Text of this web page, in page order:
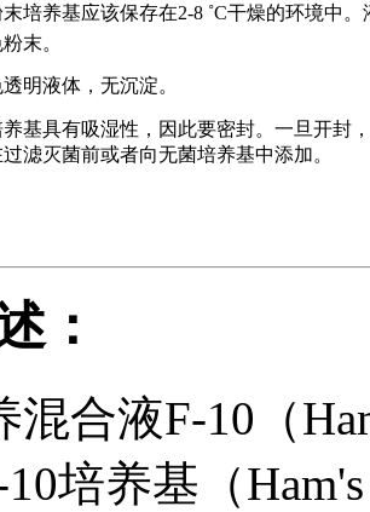
培养基应该保存在2-8 ˚C干燥的环境中
末。
明液体，无沉淀。
基具有吸湿性，因此要密封。一旦开封
滤灭菌前或者向无菌培养基中添加。
：
混合液F-10（
10培养基（